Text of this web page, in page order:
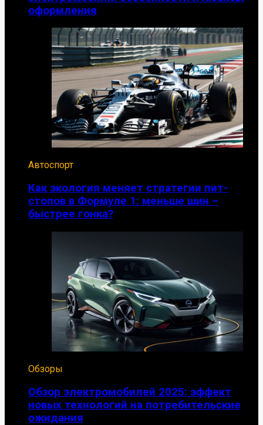
оформления
Автоспорт
Как экология меняет стратегии пит-
стопов в Формуле 1: меньше шин –
быстрее гонка?
Обзоры
Обзор электромобилей 2025: эффект
новых технологий на потребительские
ожидания